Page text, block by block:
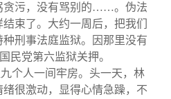
贪污，没有骂别的……。伪法
束了。大约一周后，把我们
刑事法庭监狱。因那里没有
民党第六监狱关押。
个人一间牢房。头一天，林
很激动，显得心情急躁，不